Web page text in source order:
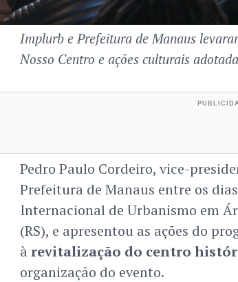
Implurb e Prefeitura de Manaus
Nosso Centro e ações culturais
Pedro Paulo Cordeiro, vice-
Prefeitura de Manaus entre os
Internacional de Urbanismo em
(RS), e apresentou as ações do
à revitalização do centro
organização do evento.